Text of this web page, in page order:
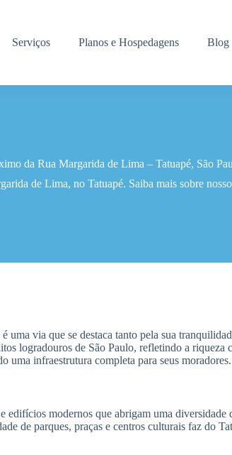
Serviços Planos e Hospedagens Blog
da Rua Margarida de Lima – Tatuapé, São
de Lima, no Tatuapé. Saiba mais sobre
via que se destaca tanto pela sua
logradouros de São Paulo, refletindo a
uma infraestrutura completa para seus moradores.
modernos que abrigam uma
de parques, praças e centros culturais faz do